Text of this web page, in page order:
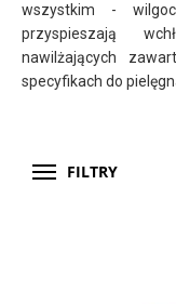
wszystkim -
przyspieszają
nawilżających
specyfikach do
FILTRY